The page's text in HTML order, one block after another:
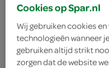
soepen,
Cookies op Spar.nl
Wij gebruiken cookies
technologieën wanneer
gebruiken altijd strikt
zorgen dat de website